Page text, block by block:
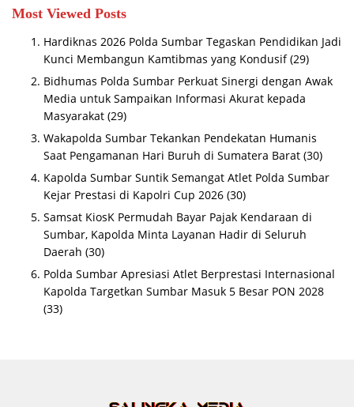
Most Viewed Posts
Hardiknas 2026 Polda Sumbar Tegaskan Pendidikan Jadi
Kunci Membangun Kamtibmas yang Kondusif (29)
Bidhumas Polda Sumbar Perkuat Sinergi dengan Awak
Media untuk Sampaikan Informasi Akurat kepada
Masyarakat (29)
Wakapolda Sumbar Tekankan Pendekatan Humanis
Saat Pengamanan Hari Buruh di Sumatera Barat (30)
Kapolda Sumbar Suntik Semangat Atlet Polda Sumbar
Kejar Prestasi di Kapolri Cup 2026 (30)
Samsat KiosK Permudah Bayar Pajak Kendaraan di
Sumbar, Kapolda Minta Layanan Hadir di Seluruh
Daerah (30)
Polda Sumbar Apresiasi Atlet Berprestasi Internasional
Kapolda Targetkan Sumbar Masuk 5 Besar PON 2028
(33)